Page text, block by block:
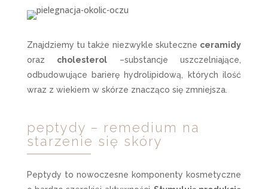
Znajdziemy tu także niezwykle skuteczne ceramidy
oraz cholesterol –substancje uszczelniające,
odbudowujące barierę hydrolipidową, których ilość
wraz z wiekiem w skórze znacząco się zmniejsza.
peptydy – remedium na
starzenie się skóry
Peptydy to nowoczesne komponenty kosmetyczne